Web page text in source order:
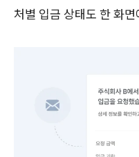
처별 입금 상태도 한 화